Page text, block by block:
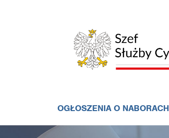
OGŁOSZENIA O NABORACH